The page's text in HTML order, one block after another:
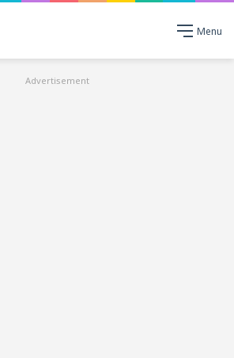
Menu
Advertisement